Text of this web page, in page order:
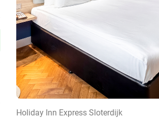
Holiday Inn Express Sloterdijk